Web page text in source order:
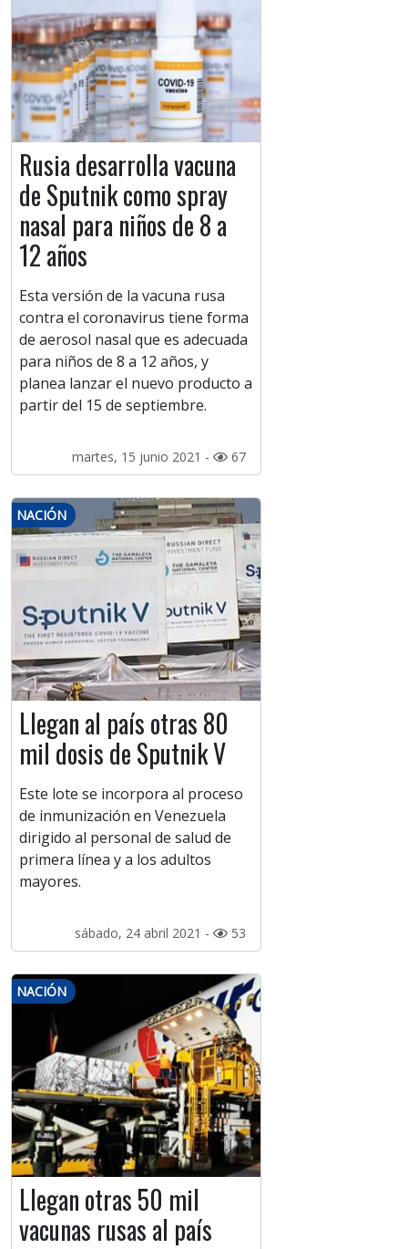
Rusia desarrolla vacuna
de Sputnik como spray
nasal para niños de 8 a
12 años
Esta versión de la vacuna rusa
contra el coronavirus tiene forma
de aerosol nasal que es adecuada
para niños de 8 a 12 años, y
planea lanzar el nuevo producto a
partir del 15 de septiembre.
martes, 15 junio 2021 - 67
NACIÓN
Llegan al país otras 80
mil dosis de Sputnik V
Este lote se incorpora al proceso
de inmunización en Venezuela
dirigido al personal de salud de
primera línea y a los adultos
mayores.
sábado, 24 abril 2021 - 53
NACIÓN
Llegan otras 50 mil
vacunas rusas al país